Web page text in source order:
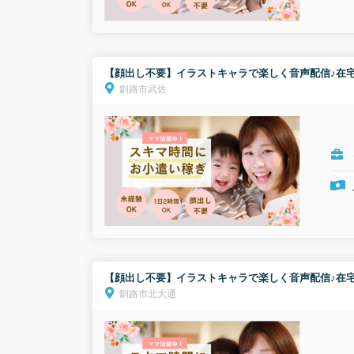
【顔出し不要】イラストキャラで楽しく音声配信♪
釧路市武佐
【顔出し不要】イラストキャラで楽しく音声配信♪
釧路市北大通